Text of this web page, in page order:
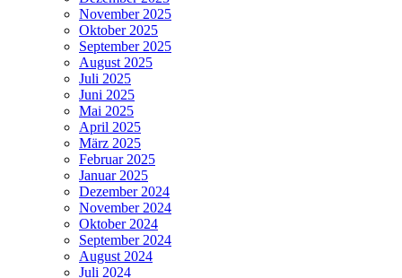
November 2025
Oktober 2025
September 2025
August 2025
Juli 2025
Juni 2025
Mai 2025
April 2025
März 2025
Februar 2025
Januar 2025
Dezember 2024
November 2024
Oktober 2024
September 2024
August 2024
Juli 2024